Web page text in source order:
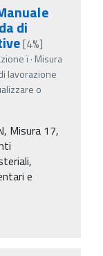
di
[4%]
ï‚· Misura
lavorazione
o
Misura 17,
e